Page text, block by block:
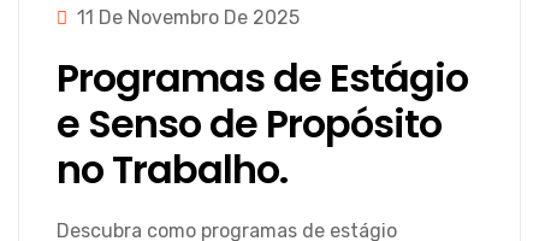
11 De Novembro De 2025
Programas de Estágio
e Senso de Propósito
no Trabalho.
Descubra como programas de estágio